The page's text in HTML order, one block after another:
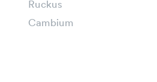
Ruckus
Cambium